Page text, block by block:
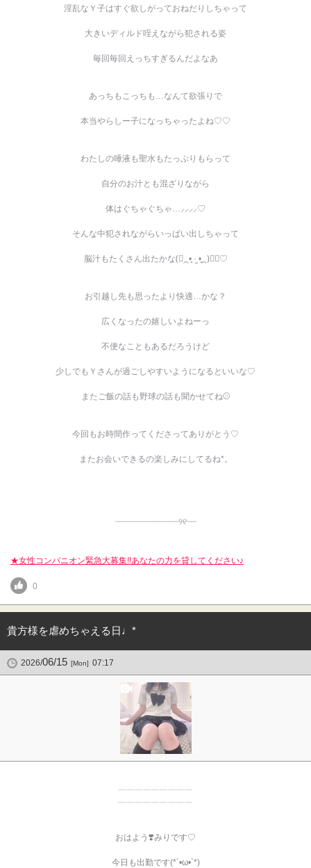
淫乱なＹ子はすぐ欲しがっておねだりしちゃって
大きいディルド咥えながら犯される姿
毎回毎回えっちすぎるんだよなあ
あっちもこっちも…なんて欲張りで
本当やらしー子になっちゃったよね♡♡
わたしの唾液も聖水もたっぷりもらって
自分のお汁とも混ざりながら
体はぐちゃぐちゃ…⸝⸝⸝⸝♡
そんな中犯されながらいっぱい出しちゃって
脳汁もたくさん出たかな(⃔⁔•͈ ·̫ •͈⁔)⃕↝♡
お引越し先も思ったより快適…かな？
広くなったの嬉しいよねーっ
不便なこともあるだろうけど
少しでもＹさんが過ごしやすいようになるといいな♡
またご飯の話も野球の話も聞かせてね⚾️
今回もお時間作ってくださってありがとう♡
またお会いできるの楽しみにしてるね*。
┈┈┈┈┈┈┈┈┈┈┈┈┈୨୧‬┈┈
★女性コンパニオン緊急大募集!!あなたの力を貸してください♪
0
貴方様を虐めちゃえる日♩*
2026/06/15 [Mon] 07:17
﹏﹏﹏﹏﹏﹏﹏﹏﹏
﹏﹏﹏﹏﹏﹏﹏﹏﹏
おはよう❣️みりです♡
今日も出勤です(*´•ω•`*)